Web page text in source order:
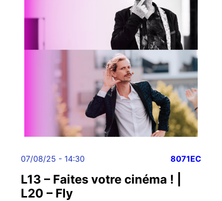
07/08/25 - 14:30 8071EC
L13 – Faites votre cinéma ! |
L20 – Fly